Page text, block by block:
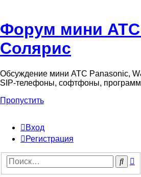
Форум мини АТС
Солярис
Обсуждение мини АТС Panasonic,
SIP-телефоны, софтфоны,
Пропустить
Вход
Регистрация